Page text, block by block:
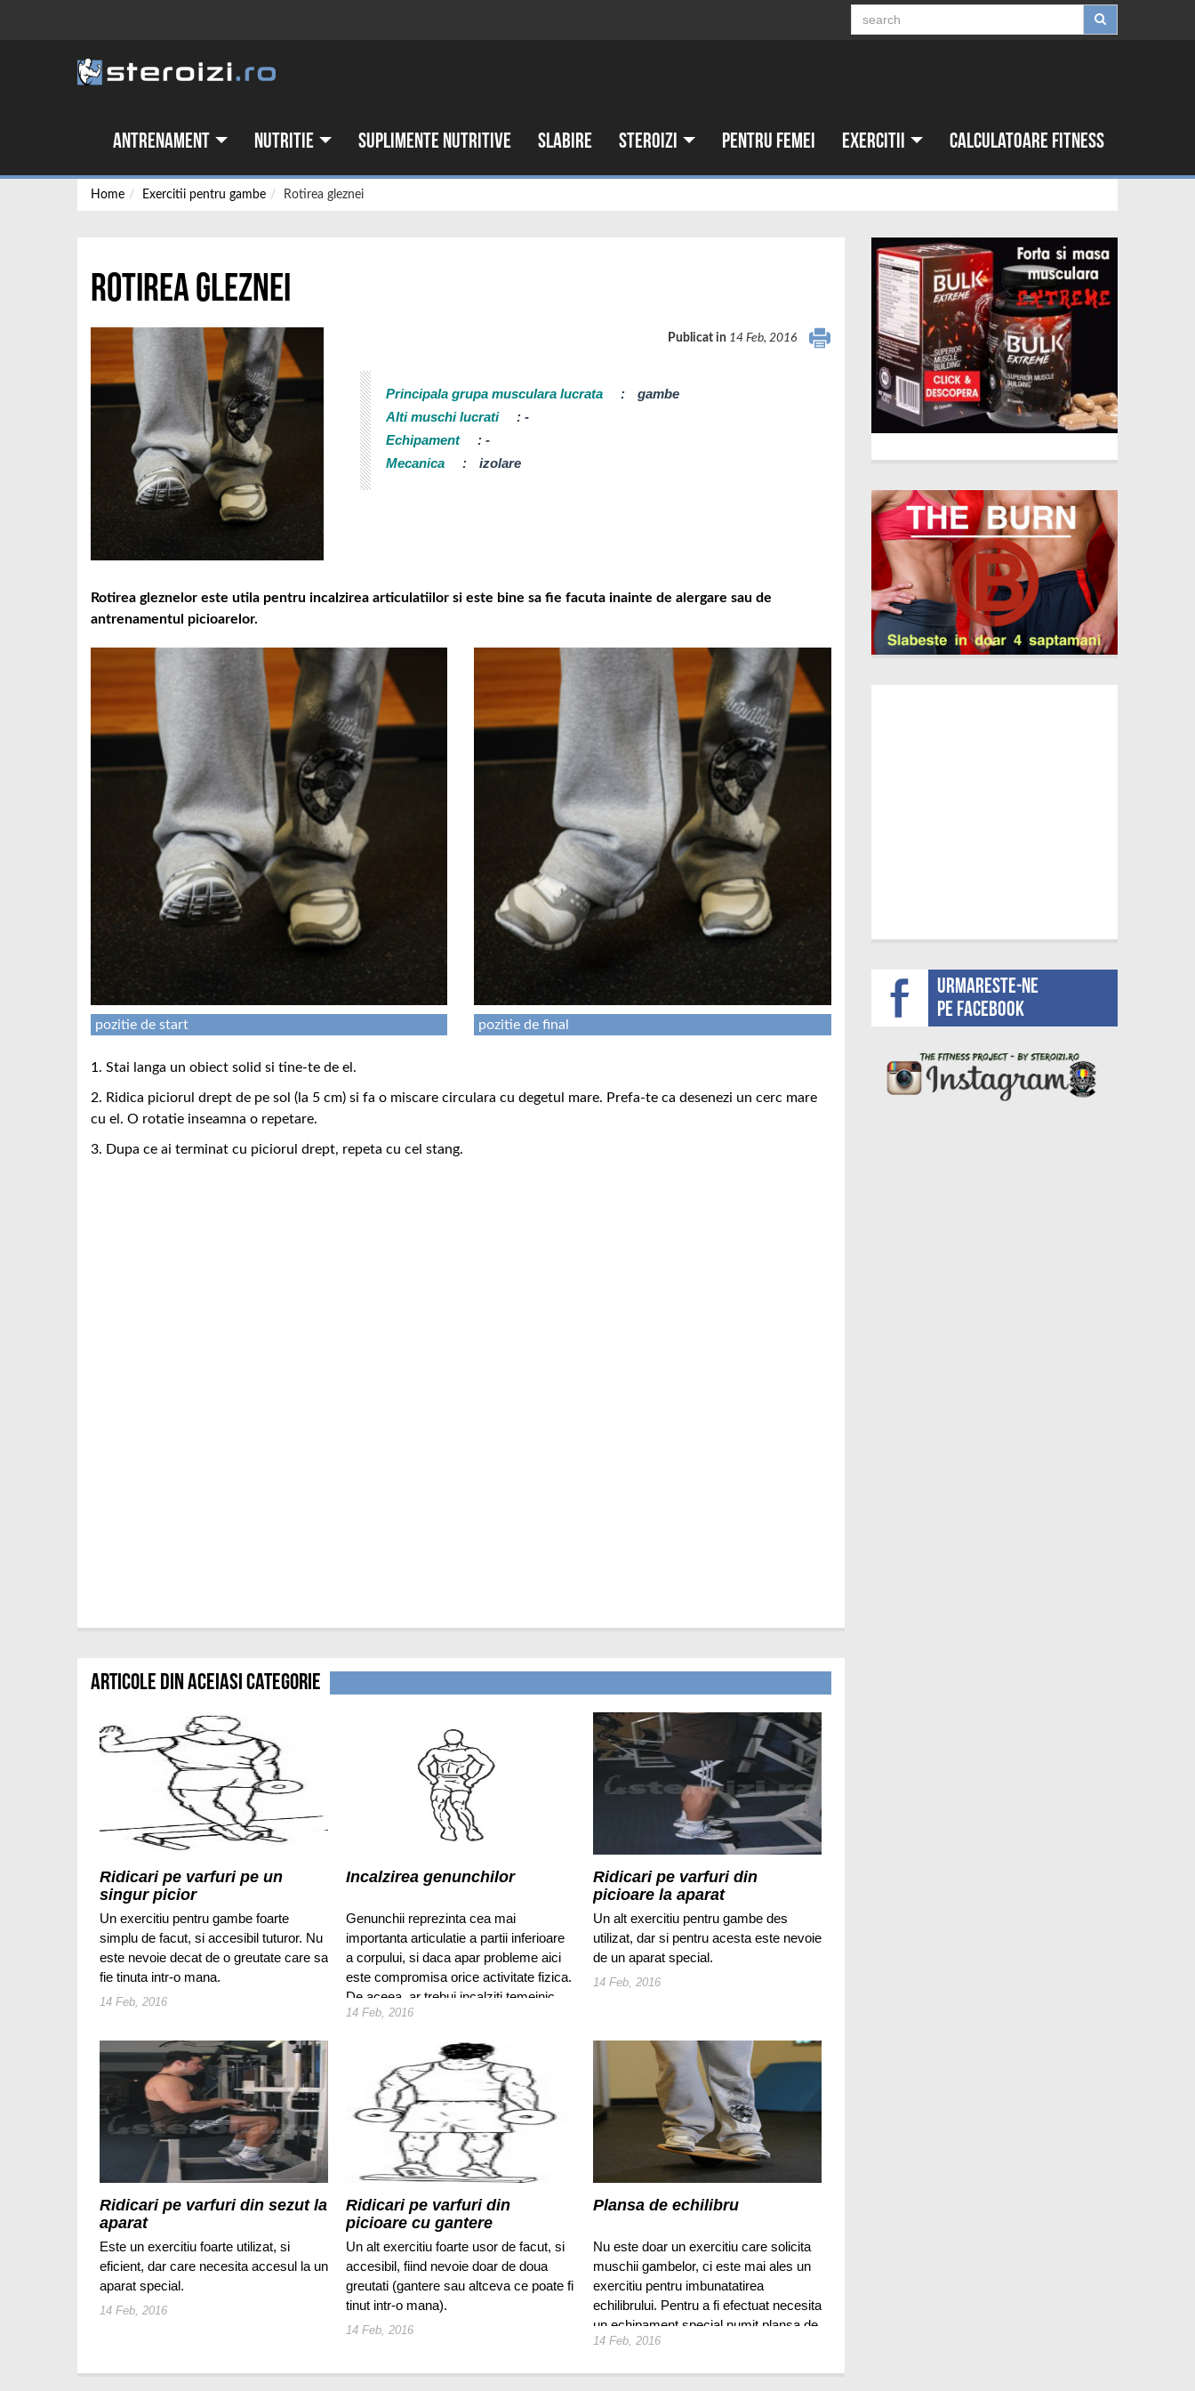
Antrenament Nutritie Suplimente nutritive Slabire Steroizi Pentru femei Exercitii Calculatoare fitness
Home Exercitii pentru gambe Rotirea gleznei
Rotirea gleznei
Publicat in 14 Feb, 2016
Principala grupa musculara lucrata :
gambe
Alti muschi lucrati
:-
Echipament
:-
Mecanica
: izolare
Rotirea gleznelor este utila pentru incalzirea articulatiilor si este bine sa fie facuta inainte de alergare sau de
antrenamentul picioarelor.
pozitie de start pozitie de final
1. Stai langa un obiect solid si tine-te de el.
2. Ridica piciorul drept de pe sol (la 5 cm) si fa o miscare circulara cu degetul mare. Prefa-te ca desenezi un cerc mare
cu el. O rotatie inseamna o repetare.
3. Dupa ce ai terminat cu piciorul drept, repeta cu cel stang.
Articole din aceiasi categorie
Ridicari pe varfuri pe un
singur picior
Un exercitiu pentru gambe foarte
simplu de facut, si accesibil tuturor. Nu
este nevoie decat de o greutate care sa
fie tinuta intr-o mana.
14 Feb, 2016
Incalzirea genunchilor
Genunchii reprezinta cea mai
importanta articulatie a partii inferioare
a corpului, si daca apar probleme aici
este compromisa orice activitate fizica.
De aceea, ar trebui incalziti temeinic
inainte de antrenamente.
14 Feb, 2016
Ridicari pe varfuri din
picioare la aparat
Un alt exercitiu pentru gambe des
utilizat, dar si pentru acesta este nevoie
de un aparat special.
14 Feb, 2016
Ridicari pe varfuri din sezut la
aparat
Este un exercitiu foarte utilizat, si
eficient, dar care necesita accesul la un
aparat special.
14 Feb, 2016
Ridicari pe varfuri din
picioare cu gantere
Un alt exercitiu foarte usor de facut, si
accesibil, fiind nevoie doar de doua
greutati (gantere sau altceva ce poate fi
tinut intr-o mana).
14 Feb, 2016
Plansa de echilibru
Nu este doar un exercitiu care solicita
muschii gambelor, ci este mai ales un
exercitiu pentru imbunatatirea
echilibrului. Pentru a fi efectuat necesita
un echipament special numit plansa de
echilibru.
14 Feb, 2016
Urmareste-ne
pe facebook